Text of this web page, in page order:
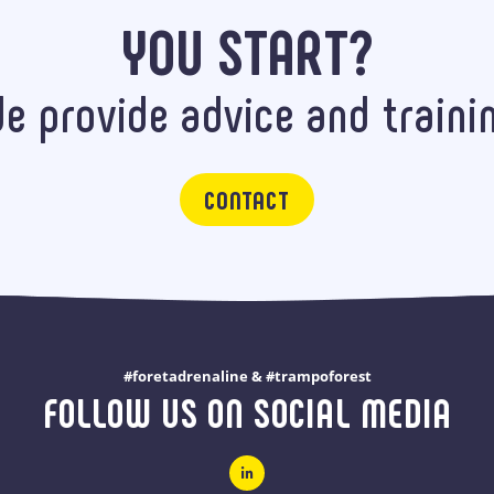
YOU START?
provide advice and
CONTACT
#foretadrenaline & #trampoforest
FOLLOW US ON SOCIAL MEDIA